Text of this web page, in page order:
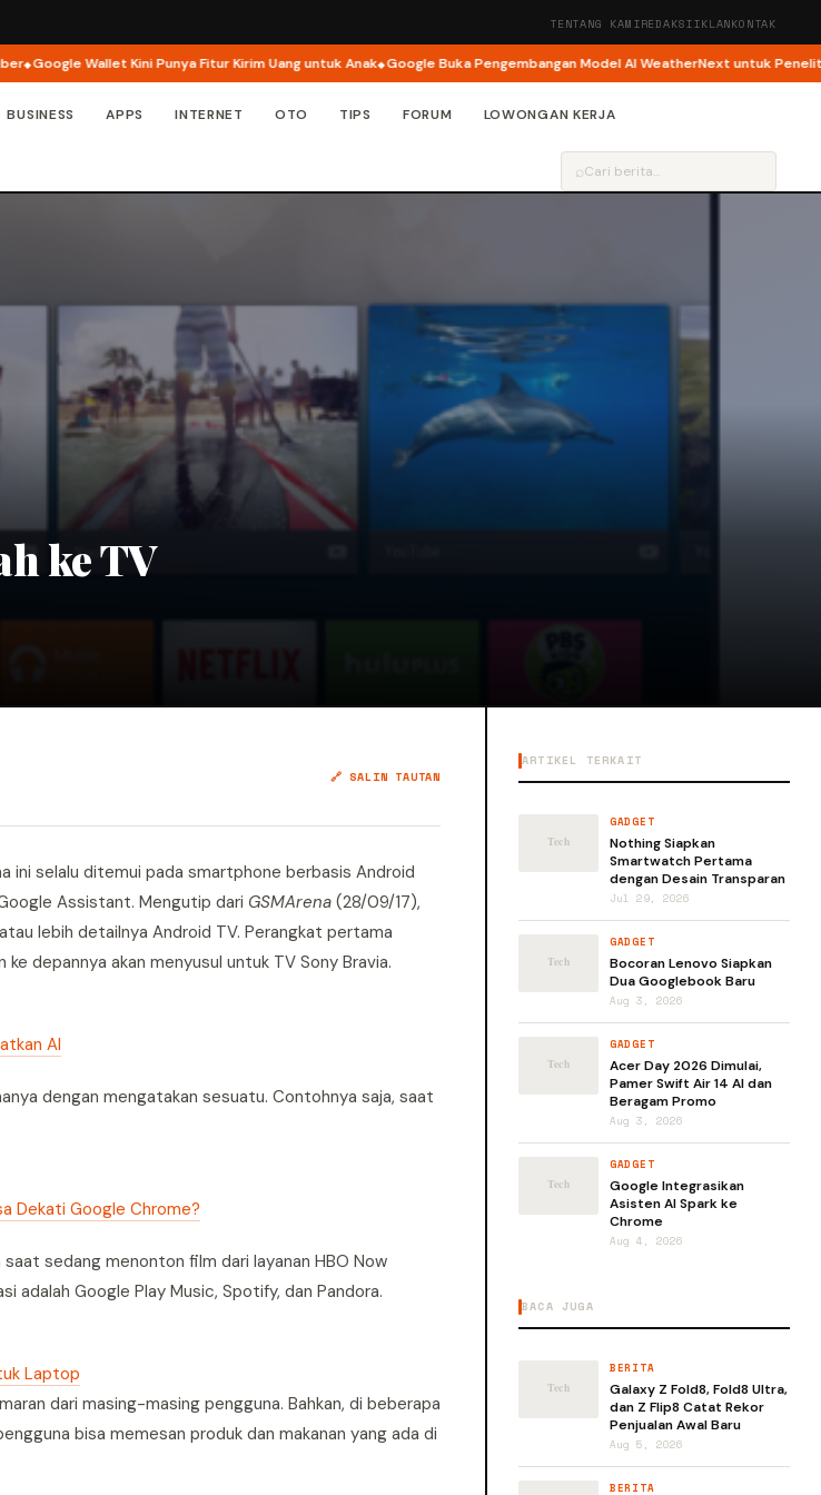
TENTANG KAMIREDAKSIIKLANKONTAK
Wallet Kini Punya Fitur Kirim Uang untuk Anak Google Buka Pengembangan Model AI WeatherNext untuk Penelitian
BUSINESS APPS INTERNET OTO TIPS FORUM LOWONGAN KERJA
⌕
ke TV
🔗 SALIN TAUTAN
selalu ditemui pada smartphone berbasis Android
Assistant. Mengutip dari GSMArena (28/09/17),
lebih detailnya Android TV. Perangkat pertama
depannya akan menyusul untuk TV Sony Bravia.
AI
dengan mengatakan sesuatu. Contohnya saja, saat
Dekati Google Chrome?
sedang menonton film dari layanan HBO Now
adalah Google Play Music, Spotify, dan Pandora.
Laptop
dari masing-masing pengguna. Bahkan, di beberapa
bisa memesan produk dan makanan yang ada di
ARTIKEL TERKAIT
GADGET
Nothing Siapkan
Smartwatch Pertama
dengan Desain Transparan
Jul 29, 2026
GADGET
Bocoran Lenovo Siapkan
Dua Googlebook Baru
Aug 3, 2026
GADGET
Acer Day 2026 Dimulai,
Pamer Swift Air 14 AI dan
Beragam Promo
Aug 3, 2026
GADGET
Google Integrasikan
Asisten AI Spark ke
Chrome
Aug 4, 2026
BACA JUGA
BERITA
Galaxy Z Fold8, Fold8 Ultra,
dan Z Flip8 Catat Rekor
Penjualan Awal Baru
Aug 5, 2026
BERITA